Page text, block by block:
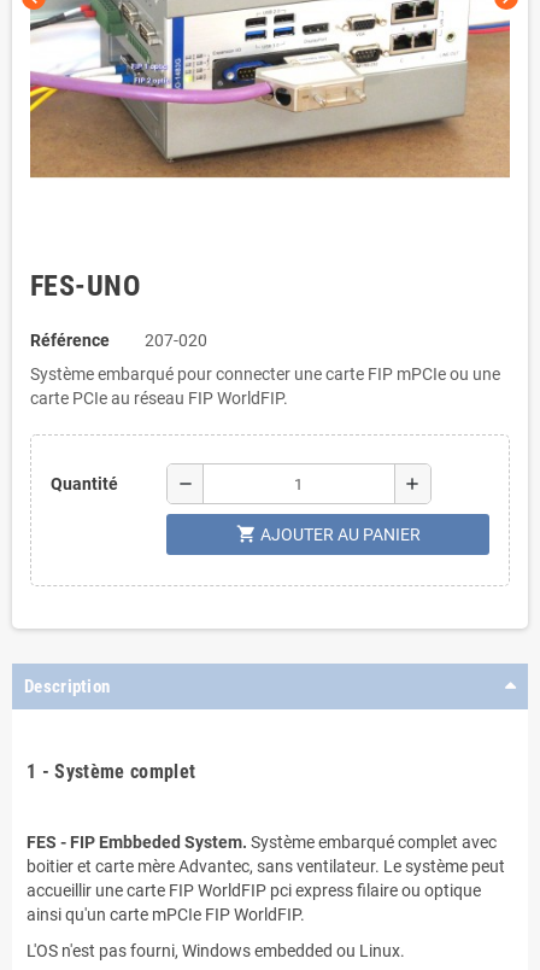
FES-UNO
Référence
207-020
Système embarqué pour connecter une carte FIP mPCIe ou une
carte PCIe au réseau FIP WorldFIP.
Quantité remove add
shopping_cart AJOUTER AU PANIER
Description
1 - Système complet
FES - FIP Embbeded System. Système embarqué complet avec
boitier et carte mère Advantec, sans ventilateur. Le système peut
accueillir une carte FIP WorldFIP pci express filaire ou optique
ainsi qu'un carte mPCIe FIP WorldFIP.
L'OS n'est pas fourni, Windows embedded ou Linux.